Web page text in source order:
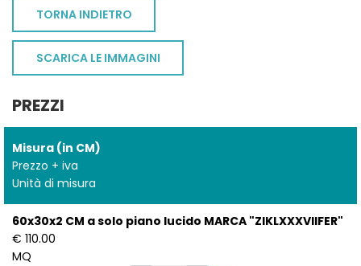
TORNA INDIETRO
SCARICA LE IMMAGINI
PREZZI
Misura (in CM)
Prezzo + iva
Unità di misura
60x30x2 CM a solo piano lucido MARCA "ZIKLXXXVIIFER"
€ 110.00
MQ